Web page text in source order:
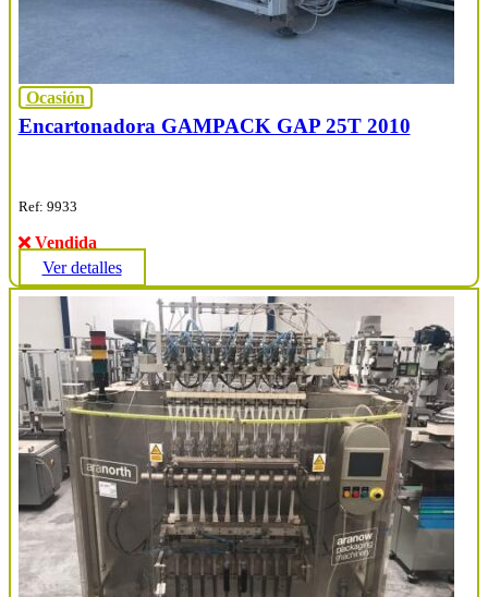
Ocasión
Encartonadora GAMPACK GAP 25T 2010
Ref: 9933
Vendida
Ver detalles